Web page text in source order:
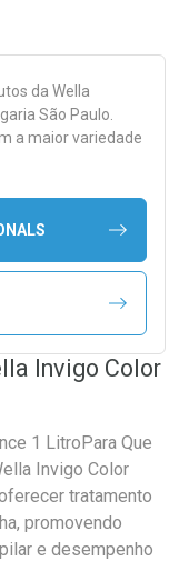
da Wella
São Paulo.
a maior variedade
Invigo Color
1 LitroPara Que
Invigo Color
tratamento
promovendo
e desempenho